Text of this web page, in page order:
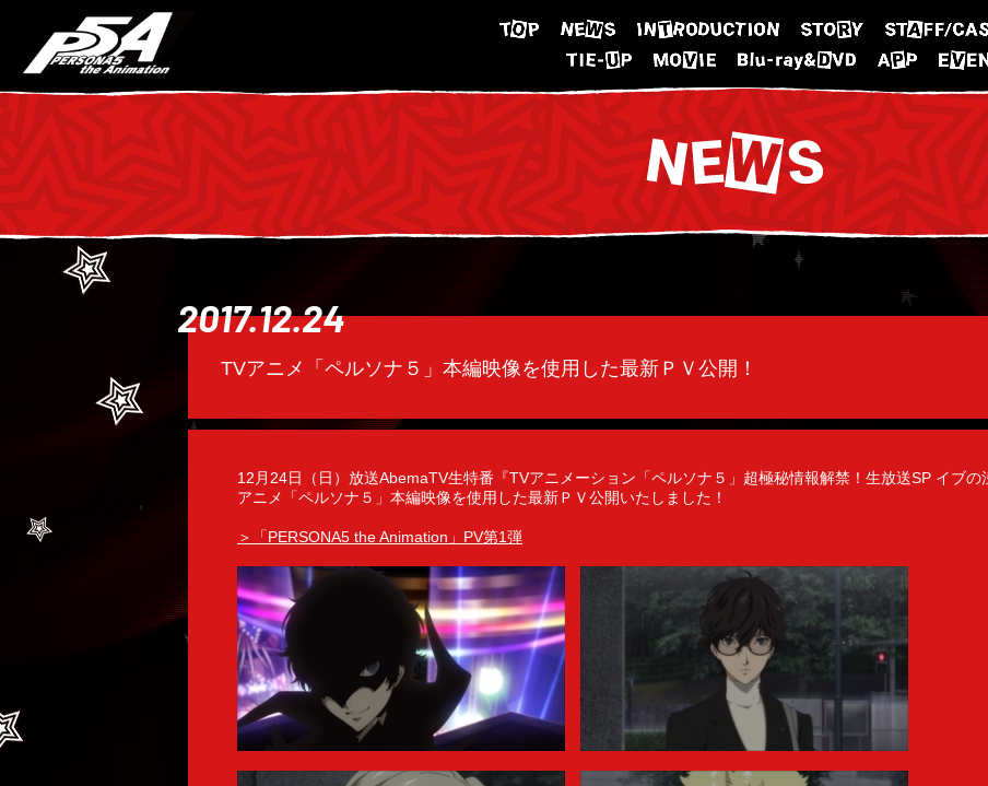
2017.12.24
TVアニメ「ペルソナ５」本編映像を使用した最新ＰＶ公開！
12月24日（日）放送AbemaTV生特番『TVアニメーション「ペルソナ５」超極秘情報解禁！生放送SP イブ
アニメ「ペルソナ５」本編映像を使用した最新ＰＶ公開いたしました！
＞「PERSONA5 the Animation」PV第1弾